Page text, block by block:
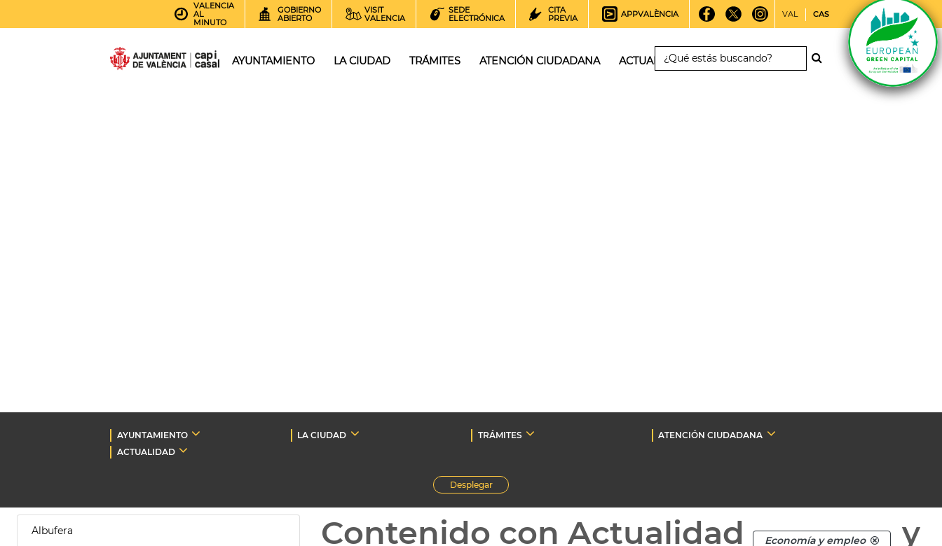
VALENCIA
AL
MINUTO
GOBIERNO
ABIERTO
VISIT
VALENCIA
SEDE
ELECTRÓNICA
CITA
PREVIA
APPVALÈNCIA VAL CAS
AYUNTAMIENTO LA CIUDAD TRÁMITES ATENCIÓN CIUDADANA ACTUALIDAD
AYUNTAMIENTO LA CIUDAD TRÁMITES
ATENCIÓN CIUDADANA
ACTUALIDAD
Desplegar
Albufera Contenido con Actualidad Economía y empleo
y